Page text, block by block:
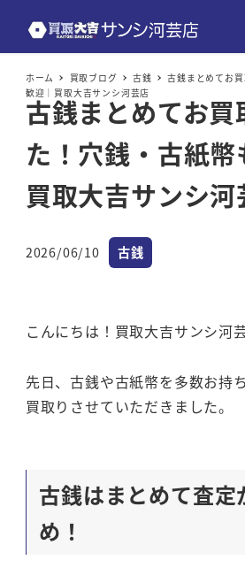
ホーム 買取ブログ 古銭
古銭まとめてお
歓迎｜買取大吉サンシ河芸店
古銭まとめてお買
た！穴銭・古紙幣
買取大吉サンシ河
投稿日
2026/06/10 カテゴリー
古銭
こんにちは！買取大吉サンシ河芸
先日、古銭や古紙幣を多数お持
買取りさせていただきました。
古銭はまとめて査定
め！